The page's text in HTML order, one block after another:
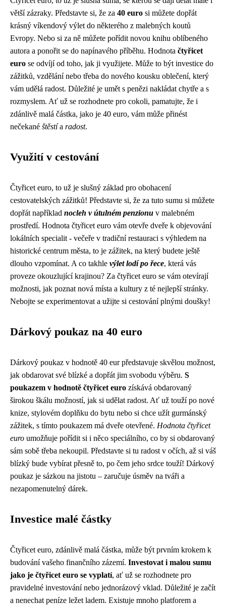
větší zázraky. Představte si, že za 40 euro si můžete dopřát
krásný víkendový výlet do některého z malebných koutů
Evropy. Nebo si za ně můžete pořídit novou knihu oblíbeného
autora a ponořit se do napínavého příběhu. Hodnota čtyřicet
euro se odvíjí od toho, jak ji využijete. Může to být investice do
zážitků, vzdělání nebo třeba do nového kousku oblečení, který
vám udělá radost. Důležité je umět s penězi nakládat chytře a s
rozmyslem. Ať už se rozhodnete pro cokoli, pamatujte, že i
zdánlivě malá částka, jako je 40 euro, vám může přinést
nečekané štěstía radost.
Využití v cestování
Čtyřicet euro, to už je slušný základ pro obohacení
cestovatelských zážitků! Představte si, že za tuto sumu si můžete
dopřát například nocleh v útulném penzionu v malebném
prostředí. Hodnota čtyřicet euro vám otevře dveře k objevování
lokálních specialit - večeře v tradiční restauraci s výhledem na
historické centrum města, to je zážitek, na který budete ještě
dlouho vzpomínat. A co takhle výlet lodí po řece, která vás
proveze okouzlující krajinou? Za čtyřicet euro se vám otevírají
možnosti, jak poznat nová místa a kultury z té nejlepší stránky.
Nebojte se experimentovat a užijte si cestování plnými doušky!
Dárkový poukaz na 40 euro
Dárkový poukaz v hodnotě 40 eur představuje skvělou možnost,
jak obdarovat své blízké a dopřát jim svobodu výběru. S
poukazem v hodnotě čtyřicet euro získává obdarovaný
širokou škálu možností, jak si udělat radost. Ať už touží po nové
knize, stylovém doplňku do bytu nebo si chce užít gurmánský
zážitek, s tímto poukazem má dveře otevřené. Hodnota čtyřicet
euro umožňuje pořídit si i něco speciálního, co by si obdarovaný
sám sobě třeba nekoupil. Představte si tu radost v očích, až si váš
blízký bude vybírat přesně to, po čem jeho srdce touží! Dárkový
poukaz je sázkou na jistotu – zaručuje úsměv na tváři a
nezapomenutelný dárek.
Investice malé částky
Čtyřicet euro, zdánlivě malá částka, může být prvním krokem k
budování vašeho finančního zázemí. Investovat i malou sumu
jako je čtyřicet euro se vyplatí, ať už se rozhodnete pro
pravidelné investování nebo jednorázový vklad. Důležité je začít
a nenechat peníze ležet ladem. Existuje mnoho platforem a